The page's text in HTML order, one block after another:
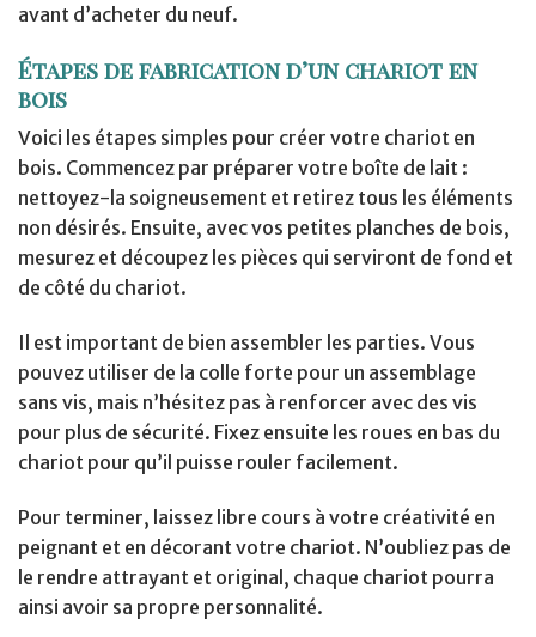
avant d’acheter du neuf.
Étapes de fabrication d’un chariot en
bois
Voici les étapes simples pour créer votre chariot en
bois. Commencez par préparer votre boîte de lait :
nettoyez-la soigneusement et retirez tous les éléments
non désirés. Ensuite, avec vos petites planches de bois,
mesurez et découpez les pièces qui serviront de fond et
de côté du chariot.
Il est important de bien assembler les parties. Vous
pouvez utiliser de la colle forte pour un assemblage
sans vis, mais n’hésitez pas à renforcer avec des vis
pour plus de sécurité. Fixez ensuite les roues en bas du
chariot pour qu’il puisse rouler facilement.
Pour terminer, laissez libre cours à votre créativité en
peignant et en décorant votre chariot. N’oubliez pas de
le rendre attrayant et original, chaque chariot pourra
ainsi avoir sa propre personnalité.